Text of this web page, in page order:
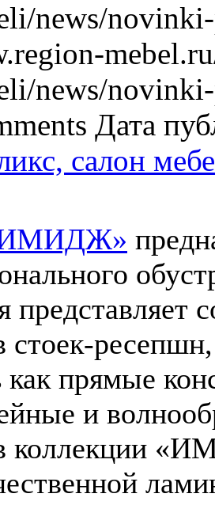
news/
news/
Дата
салон
представляет
стоек-
как прямые
и
коллекции